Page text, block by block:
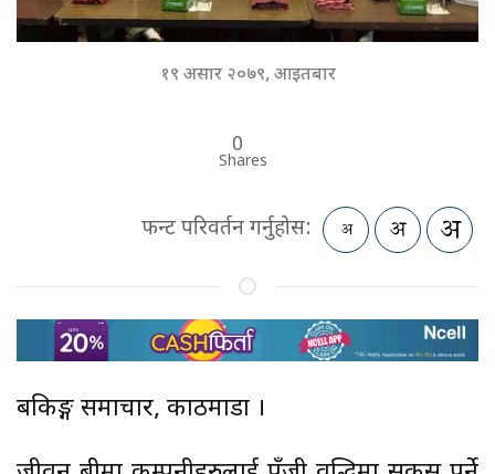
१९ असार २०७९, आइतबार
0
Shares
फन्ट परिवर्तन गर्नुहोस:
बैंकिङ्ग समाचार, काठमाडौं ।